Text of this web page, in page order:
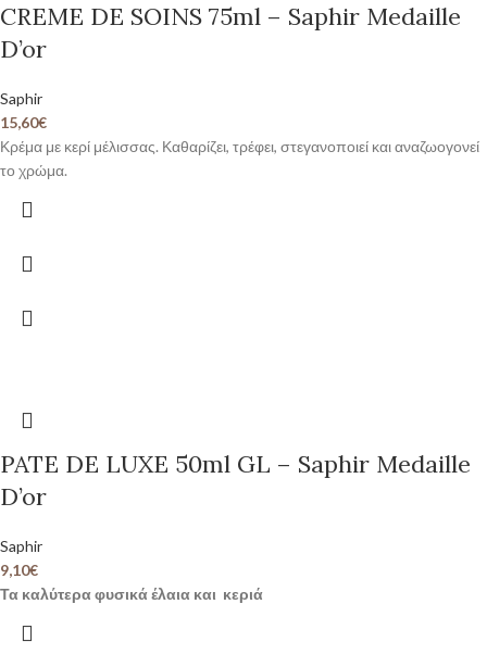
CREME DE SOINS 75ml – Saphir Medaille
D’or
Saphir
15,60€
Κρέμα με κερί μέλισσας. Καθαρίζει, τρέφει, στεγανοποιεί και αναζωογονεί
το χρώμα.
PATE DE LUXE 50ml GL – Saphir Medaille
D’or
Saphir
9,10€
Τα καλύτερα φυσικά έλαια και κεριά